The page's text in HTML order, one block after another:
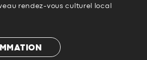
rendez-vous culturel local